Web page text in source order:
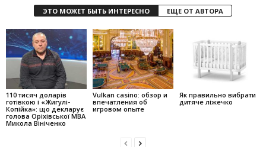
ЭТО МОЖЕТ БЫТЬ ИНТЕРЕСНО ЕЩЕ ОТ АВТОРА
110 тисяч доларів
готівкою і «Жигулі-
Копійка»: що декларує
голова Оріхівської МВА
Микола Вініченко
Vulkan casino: обзор и
впечатления об
игровом опыте
Як правильно вибрати
дитяче ліжечко